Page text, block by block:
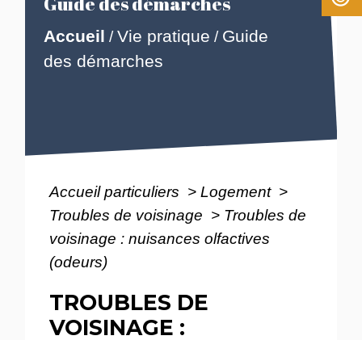
Accueil /Vie pratique / Guide
des démarches
Accueil particuliers > Logement >
Troubles de voisinage > Troubles de
voisinage : nuisances olfactives
(odeurs)
TROUBLES DE
VOISINAGE :